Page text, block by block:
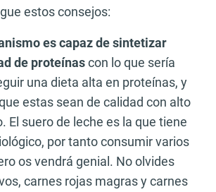
estos consejos:
es capaz de sintetizar
de proteínascon lo que sería
una dieta alta en proteínas, y
estas sean de calidad con alto
El suero de leche es la que tiene
por tanto consumir varios
os vendrá genial. No olvides
carnes rojas magras y carnes